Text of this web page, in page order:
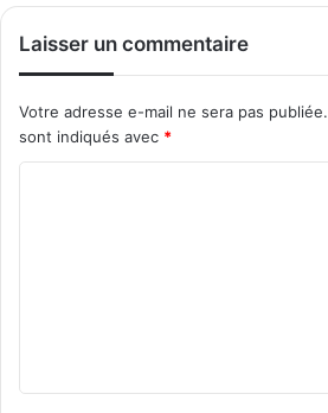
Laisser un commentaire
Votre adresse e-mail ne sera pas publiée.
sont indiqués avec *
t